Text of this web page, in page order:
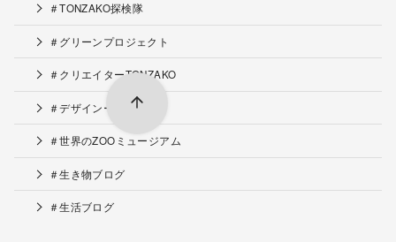
＃TONZAKO探検隊
＃グリーンプロジェクト
＃クリエイターTONZAKO
＃デザインー工夫
＃世界のZOOミュージアム
＃生き物ブログ
＃生活ブログ